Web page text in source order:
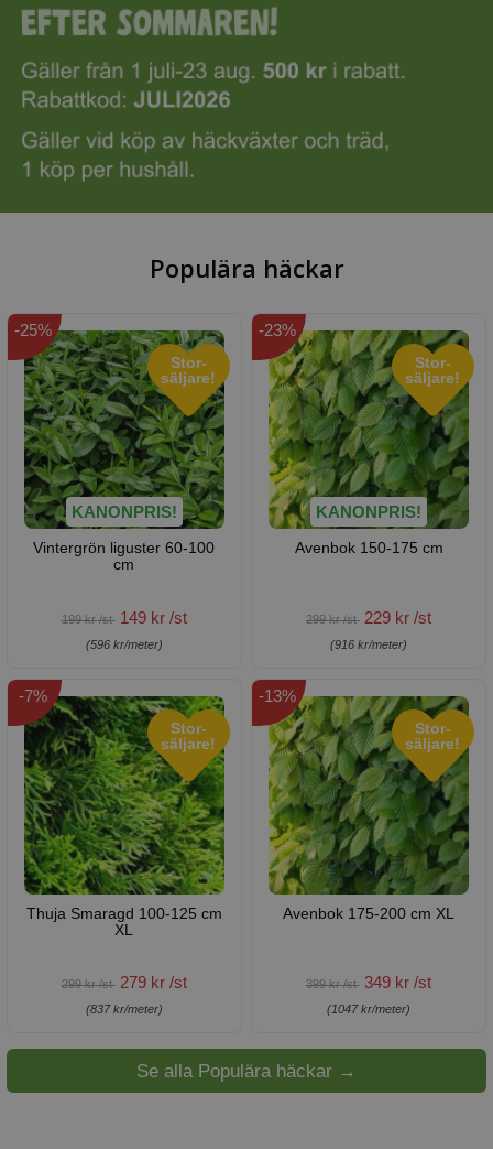
Populära häckar
Stor-
säljare!
KANONPRIS!
Vintergrön liguster 60-100
cm
199 kr /st 149 kr /st
-25%
(596 kr/meter)
Stor-
säljare!
KANONPRIS!
Avenbok 150-175 cm
299 kr /st 229 kr /st
-23%
(916 kr/meter)
Stor-
säljare!
Thuja Smaragd 100-125 cm
XL
299 kr /st 279 kr /st
-7%
(837 kr/meter)
Stor-
säljare!
Avenbok 175-200 cm XL
399 kr /st 349 kr /st
-13%
(1047 kr/meter)
Se alla Populära häckar →